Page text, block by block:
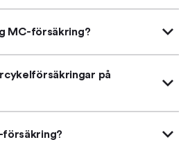
MC-försäkring?
på
försäkring?